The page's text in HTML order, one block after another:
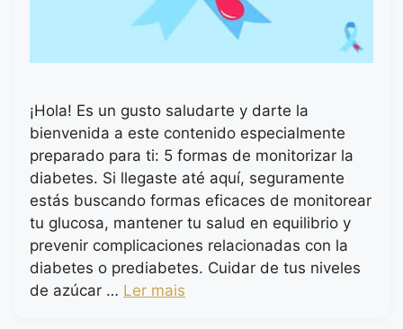
¡Hola! Es un gusto saludarte y darte la
bienvenida a este contenido especialmente
preparado para ti: 5 formas de monitorizar la
diabetes. Si llegaste até aquí, seguramente
estás buscando formas eficaces de monitorear
tu glucosa, mantener tu salud en equilibrio y
prevenir complicaciones relacionadas con la
diabetes o prediabetes. Cuidar de tus niveles
de azúcar … Ler mais